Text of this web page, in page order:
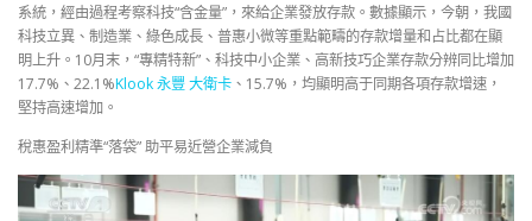
系統，經由過程考察科技“含金量”，來給企業發放存款。數據顯示，今朝，我國
科技立異、制造業、綠色成長、普惠小微等重點範疇的存款增量和占比都在顯
明上升。10月末，“專精特新”、科技中小企業、高新技巧企業存款分辨同比增加
17.7%、22.1%Klook 永豐 大衛卡 、15.7%，均顯明高于同期各項存款增速，
堅持高速增加。
稅惠盈利精準“落袋” 助平易近營企業減負